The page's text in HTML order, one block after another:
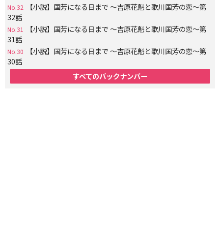
No.32
【小説】国芳になる日まで 〜吉原花魁と歌川国芳の恋〜第
32話
No.31
【小説】国芳になる日まで 〜吉原花魁と歌川国芳の恋〜第
31話
No.30
【小説】国芳になる日まで 〜吉原花魁と歌川国芳の恋〜第
30話
すべてのバックナンバー